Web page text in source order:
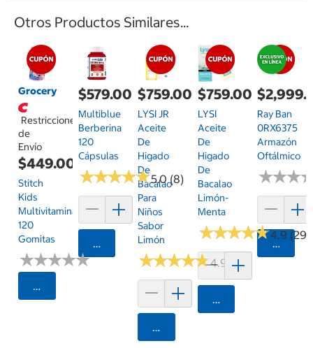
Otros Productos Similares...
Grocery
Restricciones
de
Envío
$449.00
Stitch
Kids
Multivitaminas
120
Gomitas
★★★★★
★★★★★
Seleccionar Código Postal
$579.00
Multiblue
Berberina
120
Cápsulas
★★★★★
★★★★★5.0 (8)
Agregar
$759.00
LYSI JR
Aceite
De
Higado
De
Bacalao
Para
Niños
Sabor
Limón
★★★★★
★★★★★4.9 (16)
Agregar
$759.00
LYSI
Aceite
De
Higado
De
Bacalao
Limón-
Menta
★★★★★
★★★★★4.9 (29)
Agregar
Ray Ban
0RX6375
Armazón
Oftálmico
★★★
★★★